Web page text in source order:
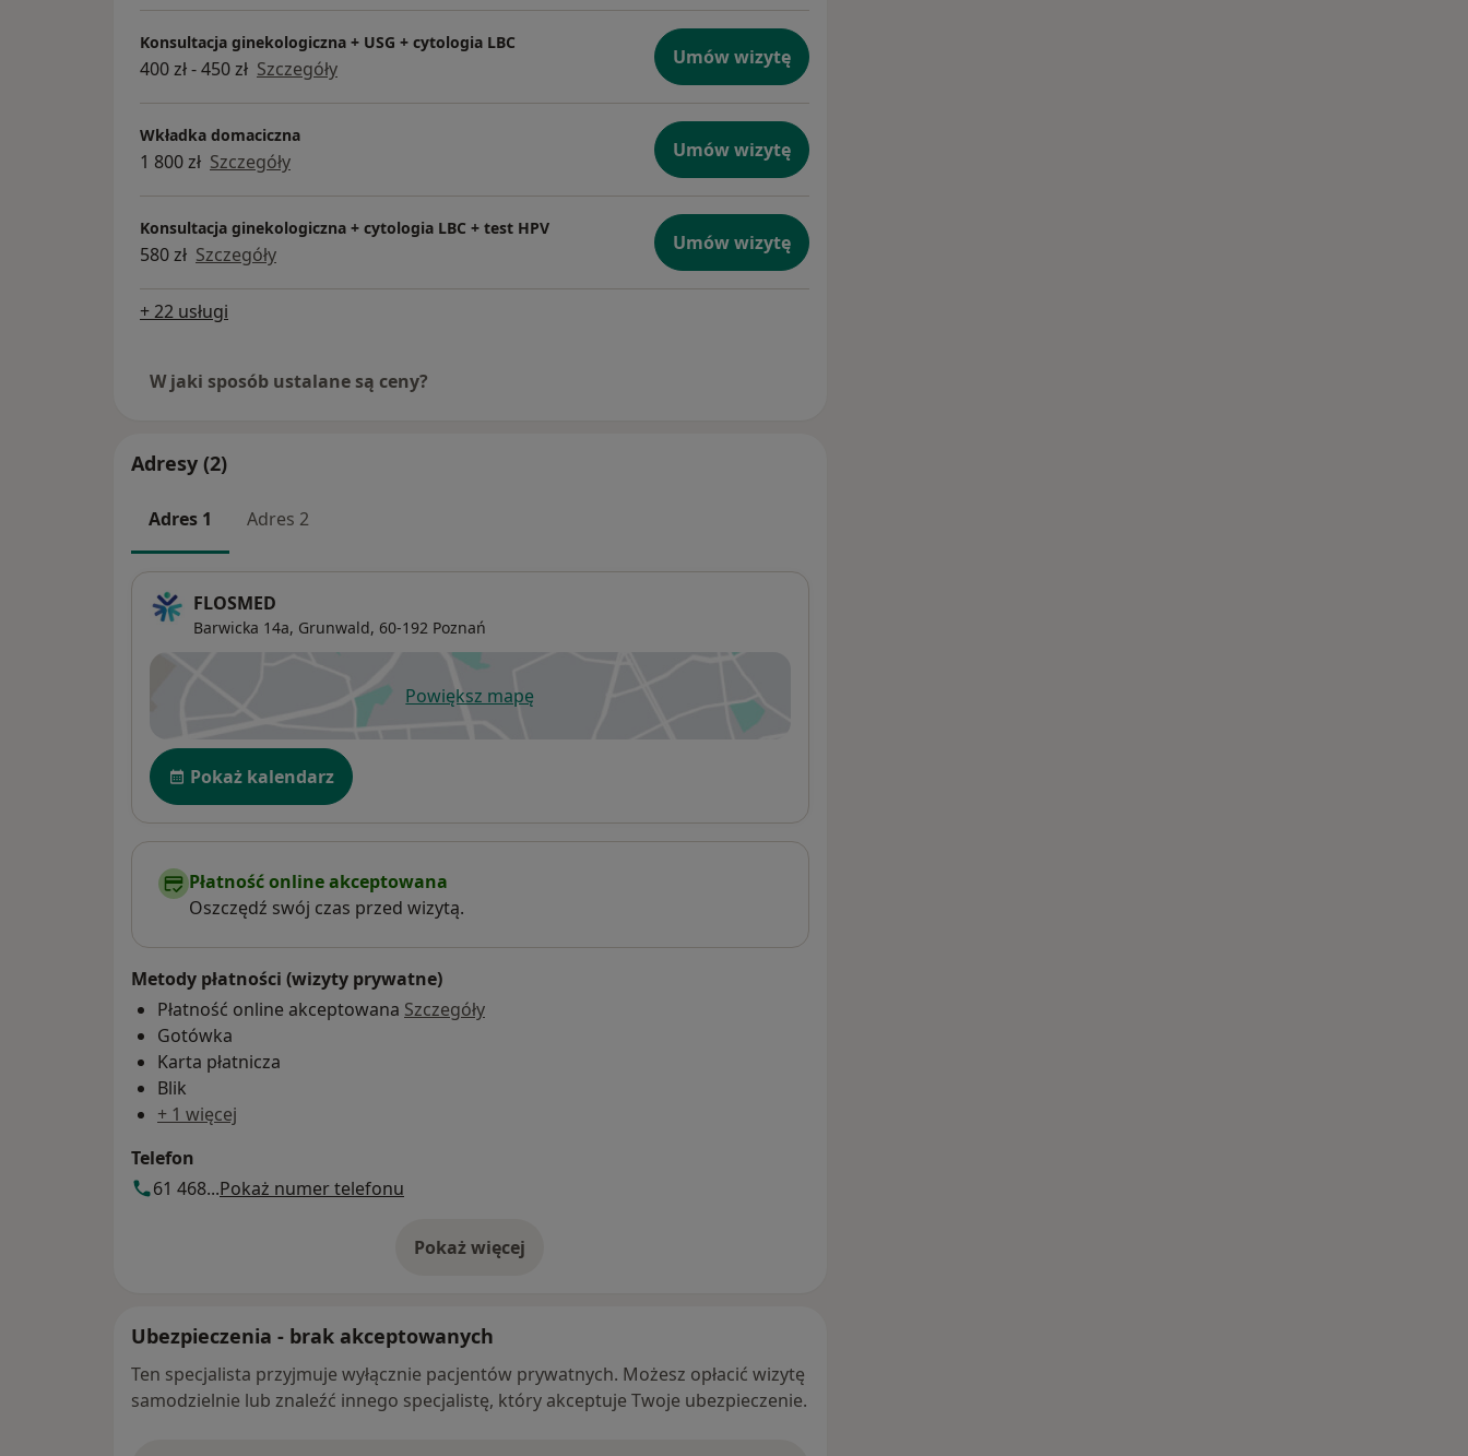
- Diagnostyka problemów z zajściem w ciążę
Konsultacja ginekologiczna + USG + cytologia LBC
400 zł - 450 zł Szczegóły Umów wizytę
Wkładka domaciczna
1 800 zł Szczegóły Umów wizytę
Konsultacja ginekologiczna + cytologia LBC + test HPV
580 zł Szczegóły Umów wizytę
+ 22 usługi
W jaki sposób ustalane są ceny?
Adresy (2)
Adres 1 Adres 2
FLOSMED
Barwicka 14a, Grunwald, 60-192 Poznań
Powiększ mapęotwiera się w nowej karcie
Dostępność
Pokaż kalendarz
Płatność online akceptowana
Oszczędź swój czas przed wizytą.
Metody płatności (wizyty prywatne)
Płatność online akceptowana Szczegóły
Gotówka
Karta płatnicza
Blik
+ 1 więcej
Telefon
61 468...Pokaż numer telefonu
Pokaż więcej
o adresie
Ubezpieczenia - brak akceptowanych
Ten specjalista przyjmuje wyłącznie pacjentów prywatnych. Możesz opłacić wizytę
samodzielnie lub znaleźć innego specjalistę, który akceptuje Twoje ubezpieczenie.